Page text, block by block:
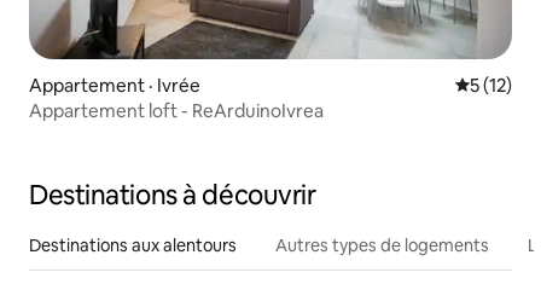
Appartement · Ivrée Note
5 (12)
Appartement loft - ReArduinoIvrea
Destinations à découvrir
Destinations aux alentours Autres types de logements